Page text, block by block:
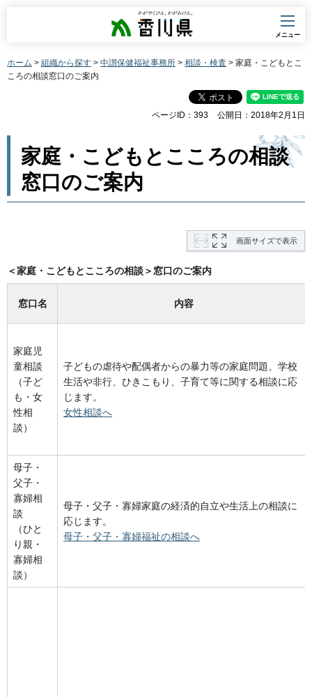
香川県
メニュー
ホーム > 組織から探す > 中讃保健福祉事務所 > 相談・検査 > 家庭・こどもとこ
ころの相談窓口のご案内
ページID：393 公開日：2018年2月1日
家庭・こどもとこころの相談
窓口のご案内
画面サイズで表示
＜家庭・こどもとこころの相談＞窓口のご案内
窓口名 内容
家庭児
童相談
（子ど
も・女
性相
談）
子どもの虐待や配偶者からの暴力等の家庭問題、学校
生活や非行、ひきこもり、子育て等に関する相談に応
じます。
女性相談へ
母子・
父子・
寡婦相
談
（ひと
り親・
寡婦相
談）
母子・父子・寡婦家庭の経済的自立や生活上の相談に
応じます。
母子・父子・寡婦福祉の相談へ